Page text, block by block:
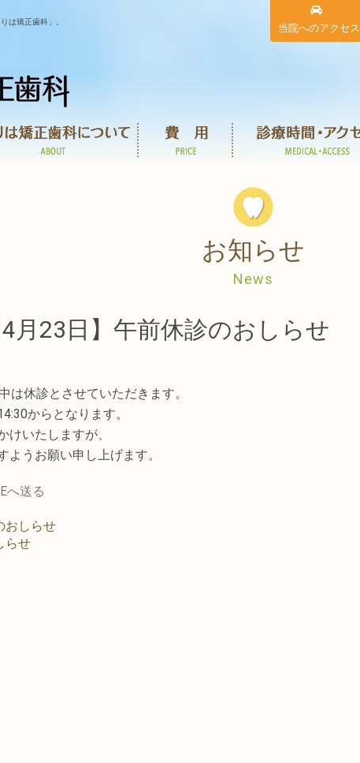
は矯正歯科」。
当院へのアクセス
お知らせ
News
4月23日】午前休診のおしらせ
は休診とさせていただきます。
からとなります。
けいたしますが、
ようお願い申し上げます。
へ送る
おしらせ
らせ